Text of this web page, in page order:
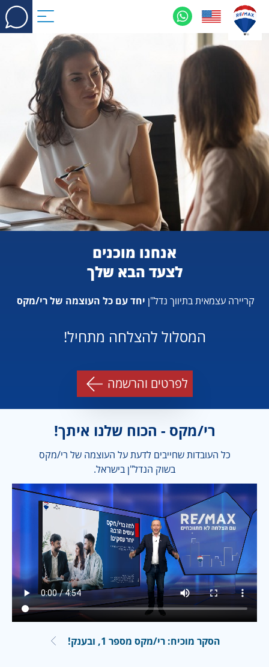
אנחנו מוכנים
לצעד הבא שלך
קריירה עצמאית בתיווך נדל"ן יחד עם כל העוצמה של רי/מקס
המסלול להצלחה מתחיל!
לפרטים והרשמה
רי/מקס - הכוח שלנו איתך!
כל העובדות שחייבים לדעת על העוצמה של רי/מקס
בשוק הנדל"ן בישראל.
הסקר מוכיח: רי/מקס מספר 1, ובענק!